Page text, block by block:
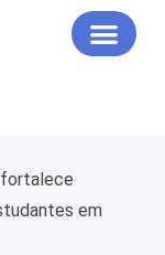
fortalece
em